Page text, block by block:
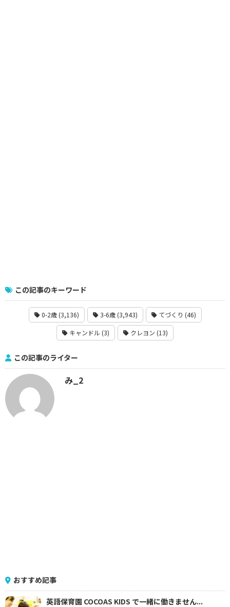
この記事のキーワード
0-2歳 (3,136) 3-6歳 (3,943) てづくり (46)
キャンドル (3) クレヨン (13)
この記事のライター
み_2
おすすめ記事
英語保育園 COCOAS KIDS で一緒に働きません...